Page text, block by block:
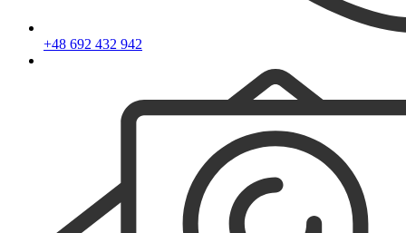
+48 692 432 942